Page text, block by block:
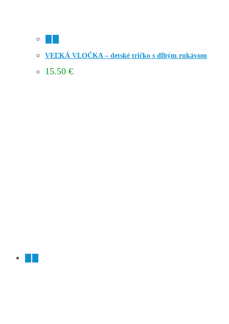
VEĽKÁ VLOČKA – detské tričko s dlhým rukávom
15.50 €